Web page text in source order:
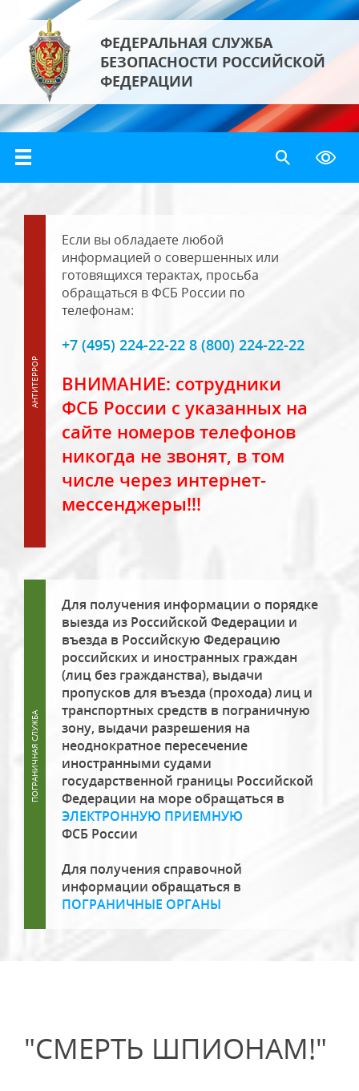
ФЕДЕРАЛЬНАЯ СЛУЖБА
БЕЗОПАСНОСТИ РОССИЙСКОЙ
ФЕДЕРАЦИИ
Если вы обладаете любой
информацией о совершенных или
готовящихся терактах, просьба
обращаться в ФСБ России по
телефонам:
+7 (495) 224-22-22 8 (800) 224-22-22
ВНИМАНИЕ: сотрудники
ФСБ России с указанных на
сайте номеров телефонов
никогда не звонят, в том
числе через интернет-
мессенджеры!!!
Для получения информации о порядке
выезда из Российской Федерации и
въезда в Российскую Федерацию
российских и иностранных граждан
(лиц без гражданства), выдачи
пропусков для въезда (прохода) лиц и
транспортных средств в пограничную
зону, выдачи разрешения на
неоднократное пересечение
иностранными судами
государственной границы Российской
Федерации на море обращаться в
ЭЛЕКТРОННУЮ ПРИЕМНУЮ
ФСБ России
Для получения справочной
информации обращаться в
ПОГРАНИЧНЫЕ ОРГАНЫ
"СМЕРТЬ ШПИОНАМ!"